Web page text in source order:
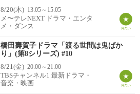
8/20(木) 13:05～15:05
メ〜テレNEXT ドラマ・エンタ
メ・ダンス
橋田壽賀子ドラマ「渡る世間は鬼ばか
り」(第8シリーズ) #10
8/21(金) 20:00～21:00
TBSチャンネル1 最新ドラマ・
音楽・映画